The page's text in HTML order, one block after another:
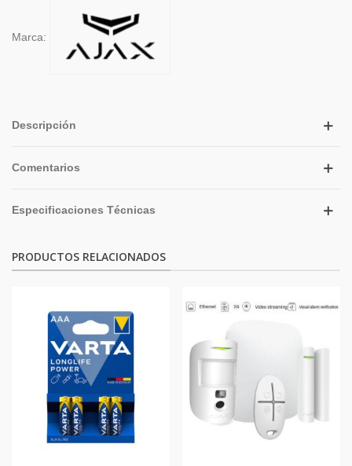
Marca:
Descripción
Comentarios
Especificaciones Técnicas
PRODUCTOS RELACIONADOS